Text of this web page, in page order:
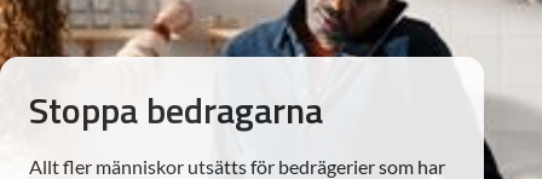
Stoppa bedragarna
Allt fler människor utsätts för bedrägerier som har